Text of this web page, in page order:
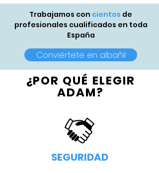
Trabajamos con cientos de
profesionales cualificados en toda
España
Conviértete en albañil
¿POR QUÉ ELEGIR
ADAM?
SEGURIDAD